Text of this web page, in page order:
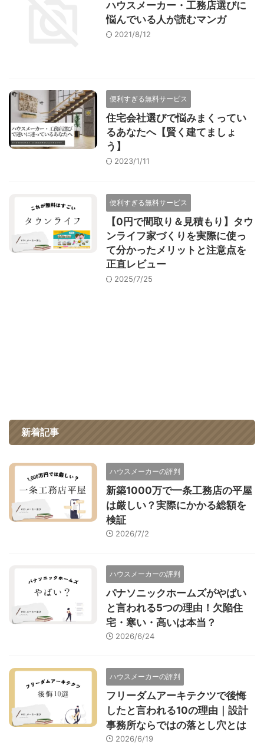
ハウスメーカー・工務店選びに
悩んでいる人が読むマンガ
2021/8/12
便利すぎる無料サービス
住宅会社選びで悩みまくってい
るあなたへ【賢く建てましょ
う】
2023/1/11
便利すぎる無料サービス
【0円で間取り＆見積もり】タウ
ンライフ家づくりを実際に使っ
て分かったメリットと注意点を
正直レビュー
2025/7/25
新着記事
ハウスメーカーの評判
新築1000万で一条工務店の平屋
は厳しい？実際にかかる総額を
検証
2026/7/2
ハウスメーカーの評判
パナソニックホームズがやばい
と言われる5つの理由！欠陥住
宅・寒い・高いは本当？
2026/6/24
ハウスメーカーの評判
フリーダムアーキテクツで後悔
したと言われる10の理由｜設計
事務所ならではの落とし穴とは
2026/6/19